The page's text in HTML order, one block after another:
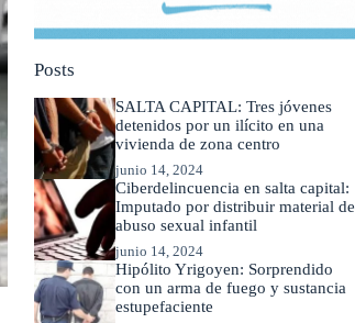
Posts
SALTA CAPITAL: Tres jóvenes
detenidos por un ilícito en una
vivienda de zona centro
junio 14, 2024
Ciberdelincuencia en salta capital:
Imputado por distribuir material de
abuso sexual infantil
junio 14, 2024
Hipólito Yrigoyen: Sorprendido
con un arma de fuego y sustancia
estupefaciente